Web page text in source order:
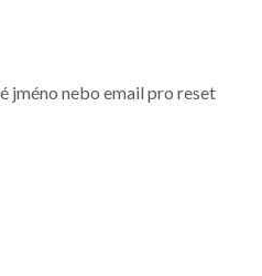
jméno nebo email pro reset